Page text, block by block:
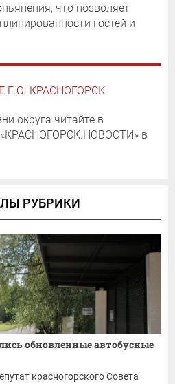
что позволяет
гостей и
Г.О. КРАСНОГОРСК
округа читайте в
в
РУБРИКИ
обновленные автобусные
красногорского Совета